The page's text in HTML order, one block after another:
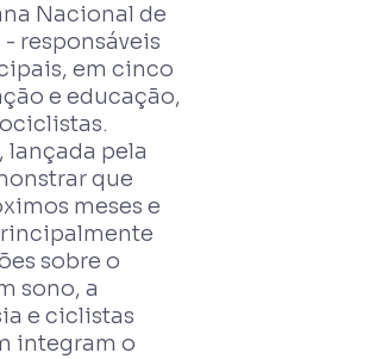
Nacional de
responsáveis
em cinco
e educação,
lançada pela
que
meses e
sobre o
sono, a
e ciclistas
integram o